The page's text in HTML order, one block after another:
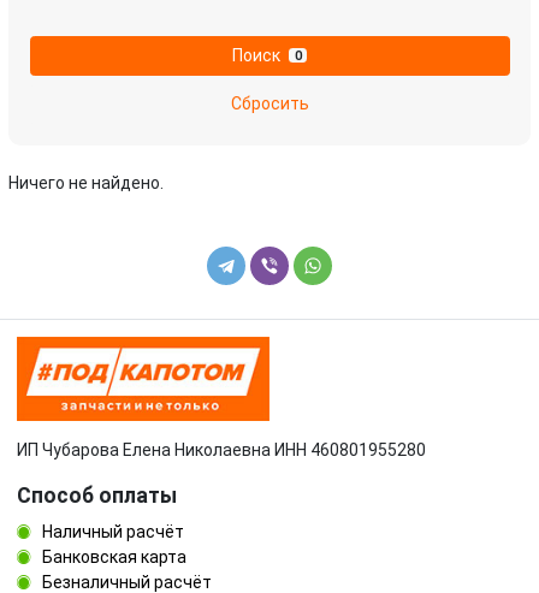
Skoda SsangYong
Поиск 0
Сбросить
Ничего не найдено.
ИП Чубарова Елена Николаевна ИНН 460801955280
Способ оплаты
Наличный расчёт
Банковская карта
Безналичный расчёт